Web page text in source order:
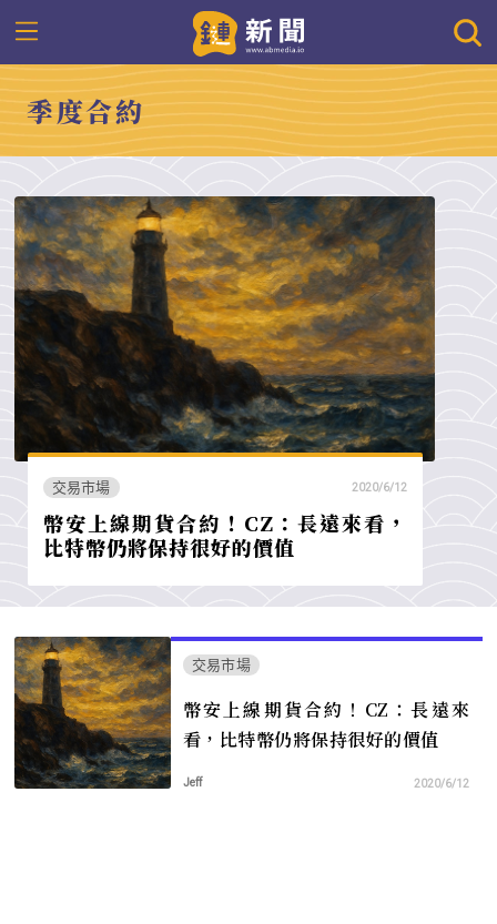
季度合約
交易市場 2020/6/12
幣安上線期貨合約！CZ：長遠來看，
比特幣仍將保持很好的價值
交易市場
幣安上線期貨合約！CZ：長遠來
看，比特幣仍將保持很好的價值
Jeff 2020/6/12